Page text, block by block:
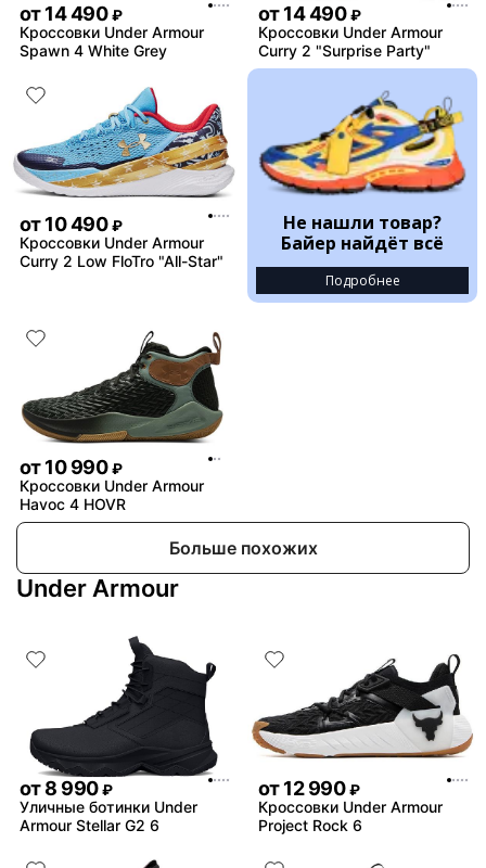
от14 490 ₽
Кроссовки Under Armour
Spawn 4 White Grey
от14 490 ₽
Кроссовки Under Armour
Curry 2 "Surprise Party"
от10 490 ₽
Кроссовки Under Armour
Curry 2 Low FloTro "All-Star"
Не нашли товар?
Байер найдёт всё
Подробнее
от10 990 ₽
Кроссовки Under Armour
Havoc 4 HOVR
Больше похожих
Under Armour
от8 990 ₽
Уличные ботинки Under
Armour Stellar G2 6
от12 990 ₽
Кроссовки Under Armour
Project Rock 6